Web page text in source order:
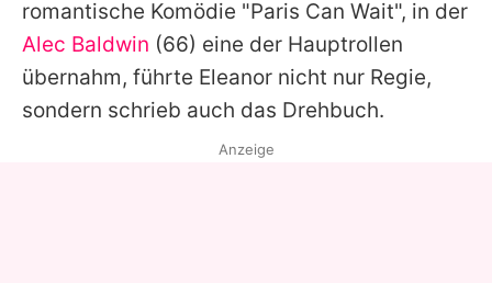
romantische Komödie "Paris Can Wait", in der
Alec Baldwin (66) eine der Hauptrollen
übernahm, führte Eleanor nicht nur Regie,
sondern schrieb auch das Drehbuch.
Anzeige